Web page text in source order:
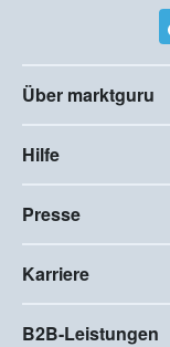
Über marktguru
Hilfe
Presse
Karriere
B2B-Leistungen